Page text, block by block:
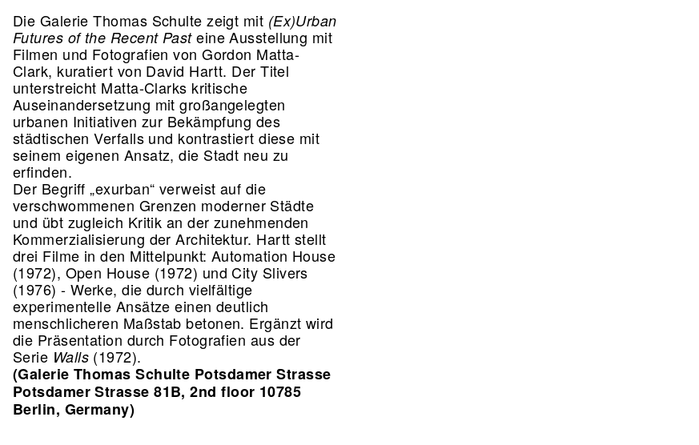
Die Galerie Thomas Schulte zeigt mit (Ex)Urban
Futures of the Recent Pasteine Ausstellung mit
Filmen und Fotografien von Gordon Matta-
Clark, kuratiert von David Hartt. Der Titel
unterstreicht Matta-Clarks kritische
Auseinandersetzung mit großangelegten
urbanen Initiativen zur Bekämpfung des
städtischen Verfalls und kontrastiert diese mit
seinem eigenen Ansatz, die Stadt neu zu
erfinden.
Der Begriff „exurban“ verweist auf die
verschwommenen Grenzen moderner Städte
und übt zugleich Kritik an der zunehmenden
Kommerzialisierung der Architektur. Hartt stellt
drei Filme in den Mittelpunkt: Automation House
(1972), Open House (1972) und City Slivers
(1976) - Werke, die durch vielfältige
experimentelle Ansätze einen deutlich
menschlicheren Maßstab betonen. Ergänzt wird
die Präsentation durch Fotografien aus der
Serie Walls(1972).
(Galerie Thomas Schulte Potsdamer Strasse
Potsdamer Strasse 81B, 2nd floor 10785
Berlin, Germany)